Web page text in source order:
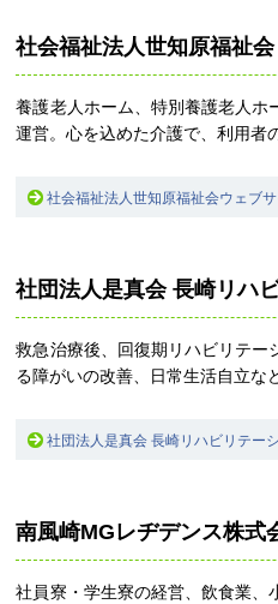
社会福祉法人世知原福祉会
養護老人ホーム、特別養護老人ホ
運営。心を込めた介護で、利用者
社会福祉法人世知原福祉会ウェブサ
社団法人是真会 長崎リハ
救急治療後、回復期リハビリテー
る障がいの改善、日常生活自立な
社団法人是真会 長崎リハビリテー
南風崎MGレヂデンス株式
社員寮・学生寮の経営、飲食業、